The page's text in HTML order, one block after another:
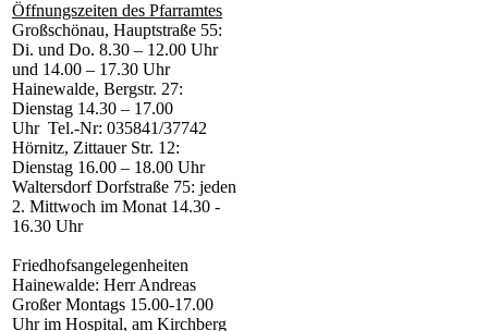
Öffnungszeiten des Pfarramtes
Großschönau, Hauptstraße 55:
Di. und Do. 8.30 – 12.00 Uhr
und 14.00 – 17.30 Uhr
Hainewalde, Bergstr. 27:
Dienstag 14.30 – 17.00
Uhr Tel.-Nr: 035841/37742
Hörnitz, Zittauer Str. 12:
Dienstag 16.00 – 18.00 Uhr
Waltersdorf Dorfstraße 75: jeden
2. Mittwoch im Monat 14.30 -
16.30 Uhr
Friedhofsangelegenheiten
Hainewalde: Herr Andreas
Großer Montags 15.00-17.00
Uhr im Hospital, am Kirchberg